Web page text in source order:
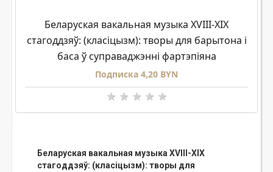
Беларуская вакальная музыка XVIII-XIX
стагоддзяў: (класіцызм): творы для барытона і
баса ў суправаджэнні фартэпіяна
Подписка 4,20 BYN
Беларуская вакальная музыка XVIII-XIX
стагоддзяў: (класіцызм): творы для